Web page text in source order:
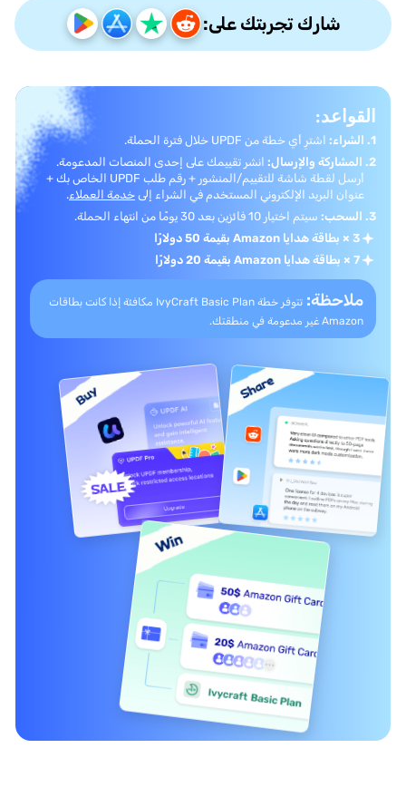
شارك تجربتك على:
القواعد:
1. الشراء:
اشترِ أي خطة من UPDF خلال فترة الحملة.
2. المشاركة والإرسال:
انشر تقييمك على إحدى المنصات المدعومة.
أرسل لقطة شاشة للتقييم/المنشور + رقم طلب UPDF الخاص بك +
عنوان البريد الإلكتروني المستخدم في الشراء إلى خدمة العملاء.
3. السحب:
سيتم اختيار 10 فائزين بعد 30 يومًا من انتهاء الحملة.
3 × بطاقة هدايا Amazon بقيمة 50 دولارًا
7 × بطاقة هدايا Amazon بقيمة 20 دولارًا
ملاحظة: تتوفر خطة IvyCraft Basic Plan مكافئة إذا كانت
بطاقات
Amazon غير مدعومة في منطقتك.